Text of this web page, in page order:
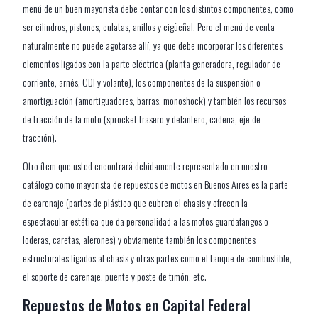
menú de un buen mayorista debe contar con los distintos componentes, como
ser cilindros, pistones, culatas, anillos y cigüeñal. Pero el menú de venta
naturalmente no puede agotarse allí, ya que debe incorporar los diferentes
elementos ligados con la parte eléctrica (planta generadora, regulador de
corriente, arnés, CDI y volante), los componentes de la suspensión o
amortiguación (amortiguadores, barras, monoshock) y también los recursos
de tracción de la moto (sprocket trasero y delantero, cadena, eje de
tracción).
Otro ítem que usted encontrará debidamente representado en nuestro
catálogo como mayorista de repuestos de motos en Buenos Aires es la parte
de carenaje (partes de plástico que cubren el chasis y ofrecen la
espectacular estética que da personalidad a las motos guardafangos o
loderas, caretas, alerones) y obviamente también los componentes
estructurales ligados al chasis y otras partes como el tanque de combustible,
el soporte de carenaje, puente y poste de timón, etc.
Repuestos de Motos en Capital Federal